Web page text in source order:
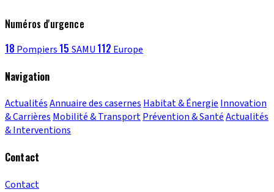
Numéros d'urgence
18 Pompiers 15 SAMU 112 Europe
Navigation
ActualitésAnnuaire des casernes Habitat & Énergie Innovation
& Carrières Mobilité & TransportPrévention & SantéActualités
& Interventions
Contact
Contact